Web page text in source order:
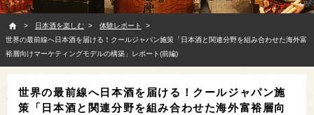
日本酒を楽しむ
体験レポート
世界の最前線へ日本酒を届ける！クールジャパン施策「日本酒と関連分野を組み合わせた海外富
裕層向けマーケティングモデルの構築」レポート(前編)
世界の最前線へ日本酒を届ける！クールジャパン施
策「日本酒と関連分野を組み合わせた海外富裕層向